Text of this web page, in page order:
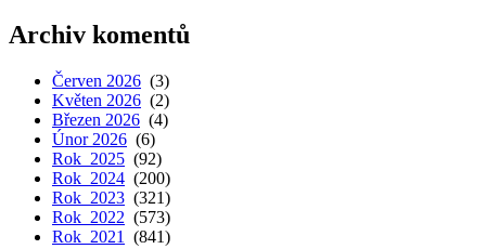
Archiv komentů
Červen 2026 (3)
Květen 2026 (2)
Březen 2026 (4)
Únor 2026 (6)
Rok 2025 (92)
Rok 2024 (200)
Rok 2023 (321)
Rok 2022 (573)
Rok 2021
(841)